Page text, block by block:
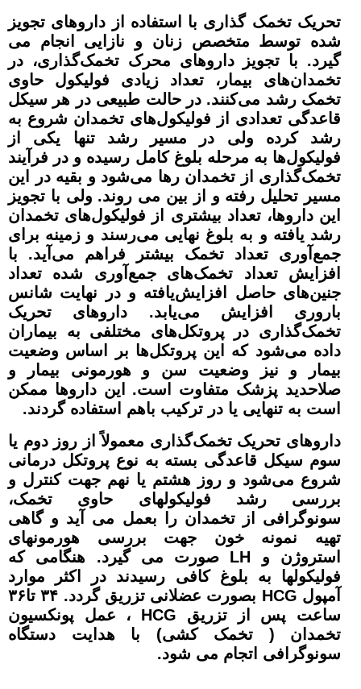
تحریک تخمک گذاری با استفاده از داروهای تجویز
شده توسط متخصص زنان و نازایی انجام می
گیرد. با تجویز داروهای محرک تخمک‌گذاری، در
تخمدان‌های بیمار، تعداد زیادی فولیکول حاوی
تخمک رشد می‌کنند. در حالت طبیعی در هر سیکل
قاعدگی تعدادی از فولیکول‌های تخمدان شروع به
رشد کرده ولی در مسیر رشد تنها یکی از
فولیکول‌ها به مرحله بلوغ کامل رسیده و در فرآیند
تخمک‌گذاری از تخمدان رها می‌شود و بقیه در این
مسیر تحلیل رفته و از بین می روند. ولی با تجویز
این داروها، تعداد بیشتری از فولیکول‌های تخمدان
رشد یافته و به بلوغ نهایی می‌رسند و زمینه برای
جمع‌آوری تعداد تخمک بیشتر فراهم می‌آید. با
افزایش تعداد تخمک‌های جمع‌آوری شده تعداد
جنین‌های حاصل افزایش‌یافته و در نهایت شانس
باروری افزایش می‌یابد. داروهای تحریک
تخمک‌گذاری در پروتکل‌های مختلفی به بیماران
داده می‌شود که این پروتکل‌ها بر اساس وضعیت
بیمار و نیز وضعیت سن و هورمونی بیمار و
صلاحدید پزشک متفاوت است. این داروها ممکن
است به تنهایی یا در ترکیب باهم استفاده گردند.
داروهای تحریک تخمک‌گذاری معمولاً از روز دوم یا
سوم سیکل قاعدگی بسته به نوع پروتکل درمانی
شروع می‌شود و روز هشتم یا نهم جهت کنترل و
بررسی رشد فولیکولهای حاوی تخمک،
سونوگرافی از تخمدان را بعمل می آید و گاهی
تهیه نمونه خون جهت بررسی هورمونهای
استروژن و LH صورت می گیرد. هنگامی که
فولیکولها به بلوغ کافی رسیدند در اکثر موارد
آمپول HCG بصورت عضلانی تزریق گردد. ۳۴ تا۳۶
ساعت پس از تزریق HCG ، عمل پونکسیون
تخمدان ( تخمک کشی) با هدایت دستگاه
سونوگرافی اتجام می شود.